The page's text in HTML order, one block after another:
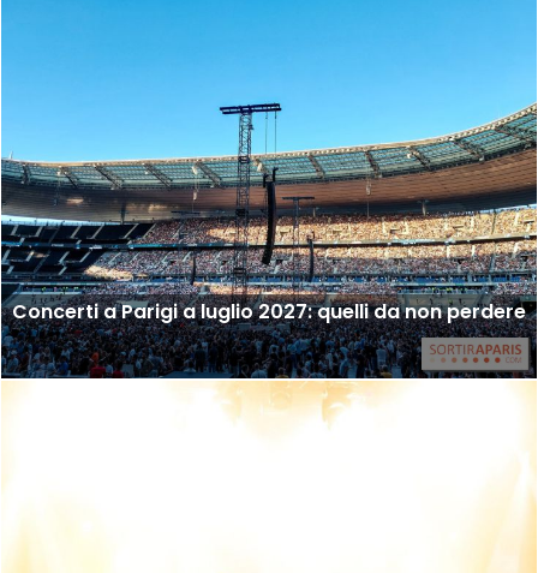
Concerti a Parigi a luglio 2027: quelli da non perdere